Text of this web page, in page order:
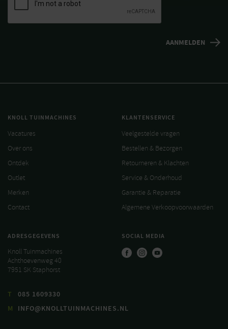
KNOLL TUINMACHINES
Vacatures
Over ons
Ontdek
Outlet
Merken
Contact
KLANTENSERVICE
Veelgestelde vragen
Bestellen & Bezorgen
Retourneren & Klachten
Service & Onderhoud
Garantie & Reparatie
Algemene Verkoopvoorwaarden
ADRESGEGEVENS
Knoll Tuinmachines
Achthoevenweg 40
7951 SK Staphorst
T
085 1609330
M
INFO@KNOLLTUINMACHINES.NL
SOCIAL MEDIA